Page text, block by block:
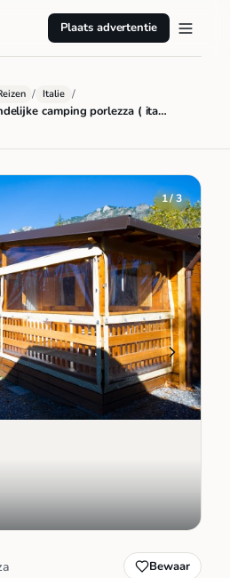
Plaats advertentie
/ Italie /
camping porlezza ( ita…
1 / 3
Bewaar